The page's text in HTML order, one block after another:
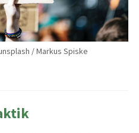
/ Markus Spiske